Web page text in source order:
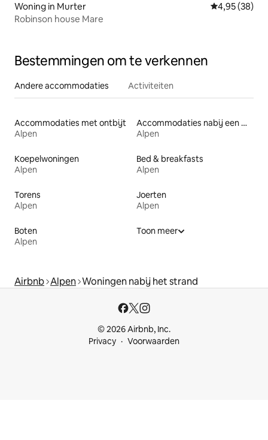
Woning in Murter Gemiddelde
4,95 (38)
Robinson house Mare
Bestemmingen om te verkennen
Andere accommodaties Activiteiten
Accommodaties met ontbijt
Alpen
Accommodaties nabij een meer
Alpen
Koepelwoningen
Alpen
Bed & breakfasts
Alpen
Torens
Alpen
Joerten
Alpen
Boten
Alpen
Toon meer
Airbnb Alpen Woningen nabij het strand
© 2026 Airbnb, Inc.
Privacy
Voorwaarden